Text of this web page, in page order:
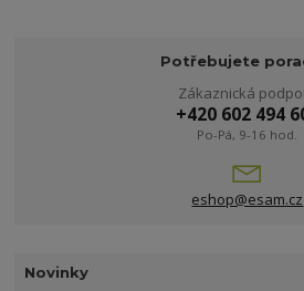
Potřebujete
Zákaznická
+420 602 494
Po-Pá, 9-16 hod.
eshop@esam.cz
Novinky